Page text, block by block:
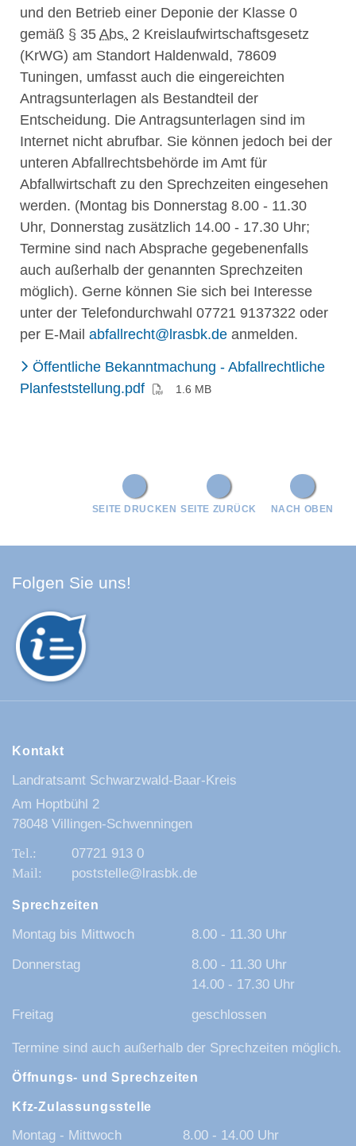
und den Betrieb einer Deponie der Klasse 0
gemäß § 35 Abs. 2 Kreislaufwirtschaftsgesetz
(KrWG) am Standort Haldenwald, 78609
Tuningen, umfasst auch die eingereichten
Antragsunterlagen als Bestandteil der
Entscheidung. Die Antragsunterlagen sind im
Internet nicht abrufbar. Sie können jedoch bei der
unteren Abfallrechtsbehörde im Amt für
Abfallwirtschaft zu den Sprechzeiten eingesehen
werden. (Montag bis Donnerstag 8.00 - 11.30
Uhr, Donnerstag zusätzlich 14.00 - 17.30 Uhr;
Termine sind nach Absprache gegebenenfalls
auch außerhalb der genannten Sprechzeiten
möglich). Gerne können Sie sich bei Interesse
unter der Telefondurchwahl 07721 9137322 oder
per E-Mail abfallrecht@lrasbk.de anmelden.
Öffentliche Bekanntmachung - Abfallrechtliche
Planfeststellung.pdf(PDF)1.6 MB
NACH OBEN
SEITE ZURÜCK
SEITE DRUCKEN
Folgen Sie uns!
Kontakt
Landratsamt Schwarzwald-Baar-Kreis
Am Hoptbühl 2
78048 Villingen-Schwenningen
07721 913 0
poststelle@lrasbk.de
Sprechzeiten
Montag bis Mittwoch
8.00 - 11.30 Uhr
Donnerstag
8.00 - 11.30 Uhr
14.00 - 17.30 Uhr
Freitag
geschlossen
Termine sind auch außerhalb der Sprechzeiten möglich.
Öffnungs- und Sprechzeiten
Kfz-Zulassungsstelle
Montag - Mittwoch 8.00 - 14.00 Uhr